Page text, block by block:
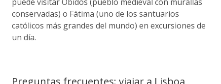
conservadas) o Fátima (uno de los santuarios
católicos más grandes del mundo) en excursiones de
un día.
Preguntas frecuentes: viajar a Lisboa